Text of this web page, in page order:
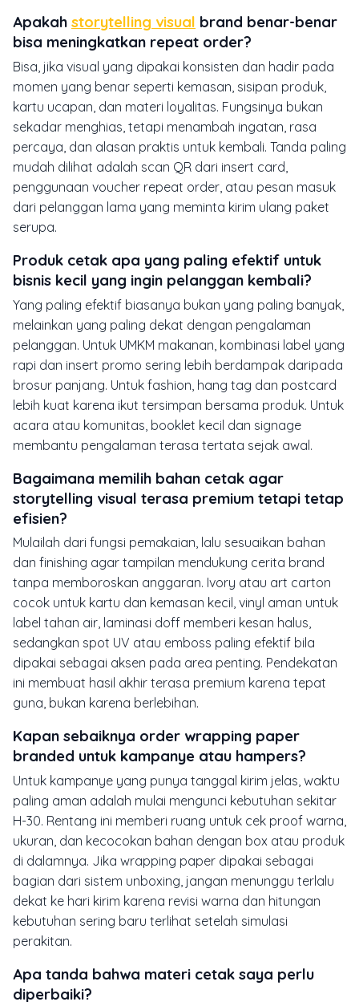
Apakah storytelling visual brand benar-benar
bisa meningkatkan repeat order?
Bisa, jika visual yang dipakai konsisten dan hadir pada
momen yang benar seperti kemasan, sisipan produk,
kartu ucapan, dan materi loyalitas. Fungsinya bukan
sekadar menghias, tetapi menambah ingatan, rasa
percaya, dan alasan praktis untuk kembali. Tanda paling
mudah dilihat adalah scan QR dari insert card,
penggunaan voucher repeat order, atau pesan masuk
dari pelanggan lama yang meminta kirim ulang paket
serupa.
Produk cetak apa yang paling efektif untuk
bisnis kecil yang ingin pelanggan kembali?
Yang paling efektif biasanya bukan yang paling banyak,
melainkan yang paling dekat dengan pengalaman
pelanggan. Untuk UMKM makanan, kombinasi label yang
rapi dan insert promo sering lebih berdampak daripada
brosur panjang. Untuk fashion, hang tag dan postcard
lebih kuat karena ikut tersimpan bersama produk. Untuk
acara atau komunitas, booklet kecil dan signage
membantu pengalaman terasa tertata sejak awal.
Bagaimana memilih bahan cetak agar
storytelling visual terasa premium tetapi tetap
efisien?
Mulailah dari fungsi pemakaian, lalu sesuaikan bahan
dan finishing agar tampilan mendukung cerita brand
tanpa memboroskan anggaran. Ivory atau art carton
cocok untuk kartu dan kemasan kecil, vinyl aman untuk
label tahan air, laminasi doff memberi kesan halus,
sedangkan spot UV atau emboss paling efektif bila
dipakai sebagai aksen pada area penting. Pendekatan
ini membuat hasil akhir terasa premium karena tepat
guna, bukan karena berlebihan.
Kapan sebaiknya order wrapping paper
branded untuk kampanye atau hampers?
Untuk kampanye yang punya tanggal kirim jelas, waktu
paling aman adalah mulai mengunci kebutuhan sekitar
H-30. Rentang ini memberi ruang untuk cek proof warna,
ukuran, dan kecocokan bahan dengan box atau produk
di dalamnya. Jika wrapping paper dipakai sebagai
bagian dari sistem unboxing, jangan menunggu terlalu
dekat ke hari kirim karena revisi warna dan hitungan
kebutuhan sering baru terlihat setelah simulasi
perakitan.
Apa tanda bahwa materi cetak saya perlu
diperbaiki?